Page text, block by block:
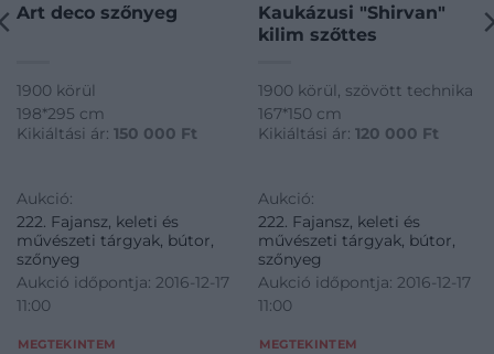
Art deco szőnyeg
1900 körül
198*295 cm
Kikiáltási ár: 150 000 Ft
Aukció:
222. Fajansz, keleti és
művészeti tárgyak, bútor,
szőnyeg
Aukció időpontja: 2016-12-17
11:00
MEGTEKINTEM
Kaukázusi "Shirvan"
kilim szőttes
1900 körül, szövött technika
167*150 cm
Kikiáltási ár: 120 000 Ft
Aukció:
222. Fajansz, keleti és
művészeti tárgyak, bútor,
szőnyeg
Aukció időpontja: 2016-12-17
11:00
MEGTEKINTEM